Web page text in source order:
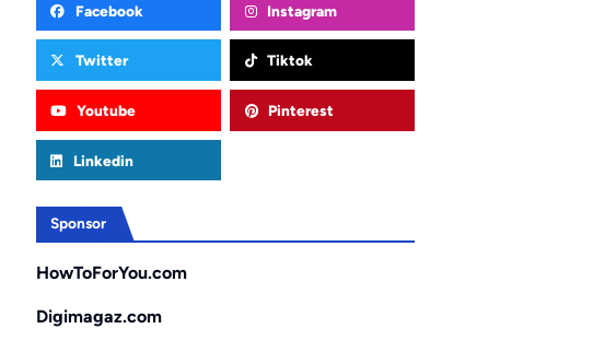
Facebook Instagram
Twitter Tiktok
Youtube Pinterest
Linkedin
Sponsor
HowToForYou.com
Digimagaz.com